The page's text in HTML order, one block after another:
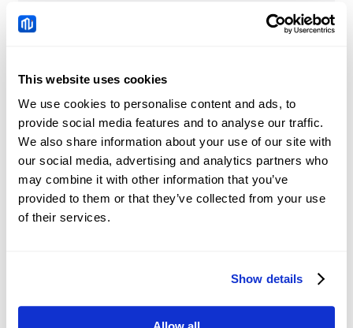
This website uses cookies
We use cookies to personalise content and ads, to
provide social media features and to analyse our traffic.
We also share information about your use of our site with
our social media, advertising and analytics partners who
may combine it with other information that you’ve
provided to them or that they’ve collected from your use
of their services.
Show details
Equities: AI profitability
doubts grow – Nordea
2026-08-07 20:54:46 (GMT+0)
2026-08-07 20:38:48 (GMT+0)